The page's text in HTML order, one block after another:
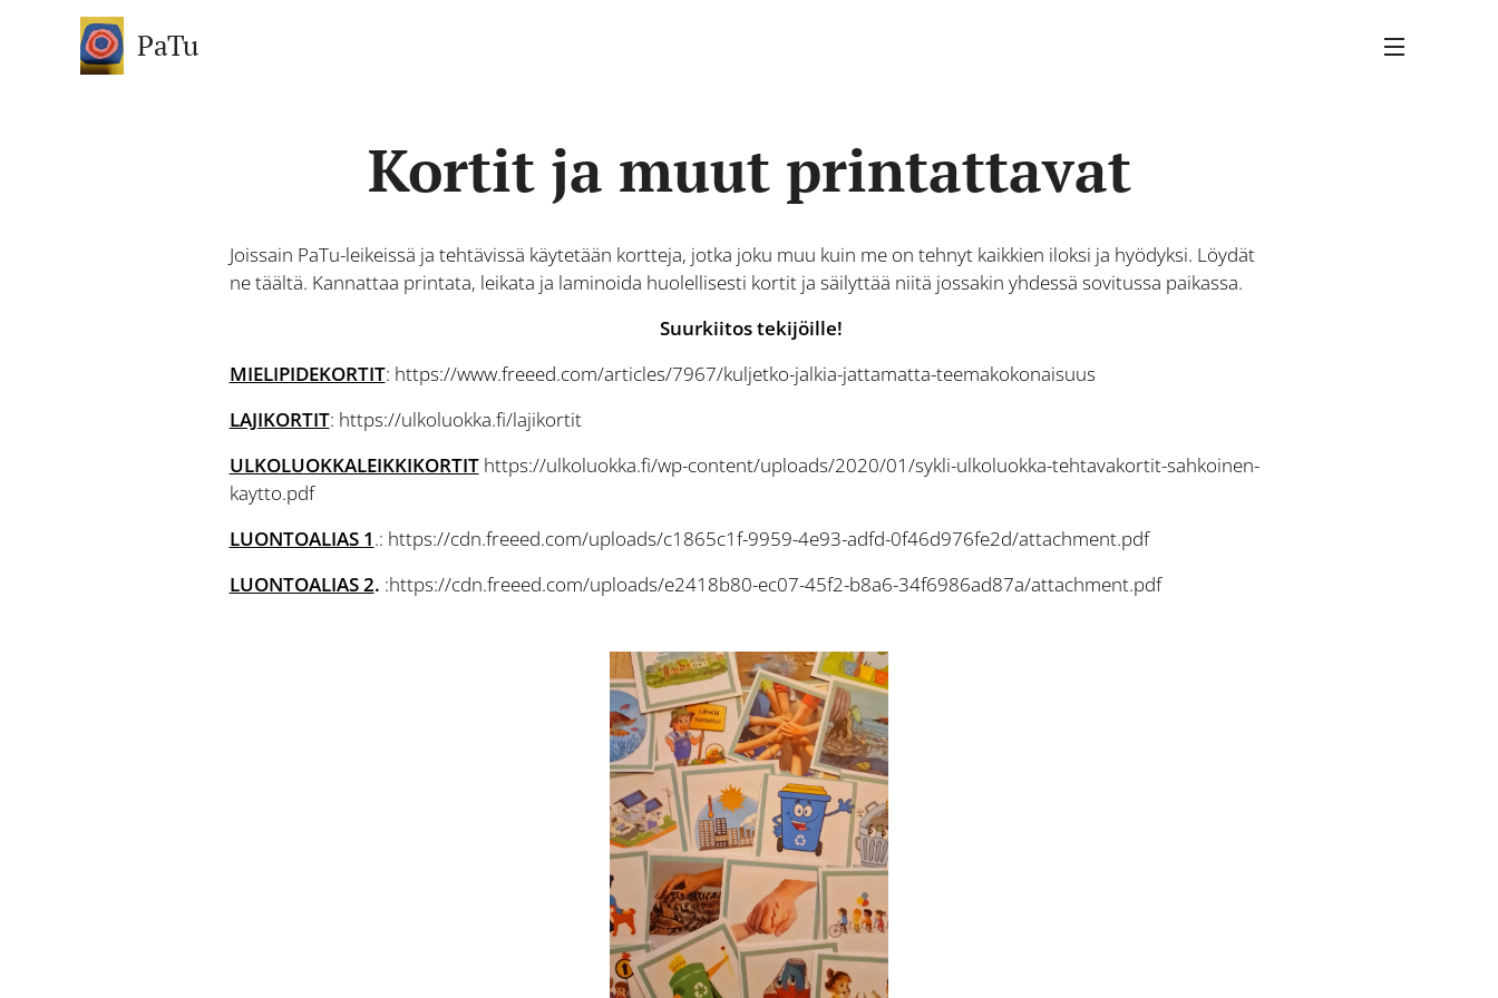
PaTu
Kortit ja muut printattavat
Joissain PaTu-leikeissä ja tehtävissä käytetään kortteja, jotka joku muu kuin me on tehnyt kaikkien iloksi ja hyödyksi. Löydät
ne täältä. Kannattaa printata, leikata ja laminoida huolellisesti kortit ja säilyttää niitä jossakin yhdessä sovitussa paikassa.
Suurkiitos tekijöille!
MIELIPIDEKORTIT: https://www.freeed.com/articles/7967/kuljetko-jalkia-jattamatta-teemakokonaisuus
LAJIKORTIT: https://ulkoluokka.fi/lajikortit
ULKOLUOKKALEIKKIKORTIThttps://ulkoluokka.fi/wp-content/uploads/2020/01/sykli-ulkoluokka-tehtavakortit-sahkoinen-
kaytto.pdf
LUONTOALIAS 1.: https://cdn.freeed.com/uploads/c1865c1f-9959-4e93-adfd-0f46d976fe2d/attachment.pdf
LUONTOALIAS 2. :https://cdn.freeed.com/uploads/e2418b80-ec07-45f2-b8a6-34f6986ad87a/attachment.pdf